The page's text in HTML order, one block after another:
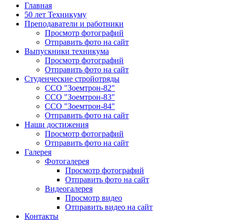
Главная
50 лет Техникуму
Преподаватели и работники
Просмотр фотографий
Отправить фото на сайт
Выпускники техникума
Просмотр фотографий
Отправить фото на сайт
Студенческие стройотряды
ССО "Зоемтрон-82"
ССО "Зоемтрон-83"
ССО "Зоемтрон-84"
Отправить фото на сайт
Наши достижения
Просмотр фотографий
Отправить фото на сайт
Галерея
Фотогалерея
Просмотр фотографий
Отправить фото на сайт
Видеогалерея
Просмотр видео
Отправить видео на сайт
Контакты